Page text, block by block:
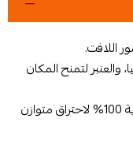
اللافت.
والعنبر لتمنح المكان
مصنوعة من زيوت عطرية طبيعية وفتيلة قطنية 100% لاحتراق متوازن